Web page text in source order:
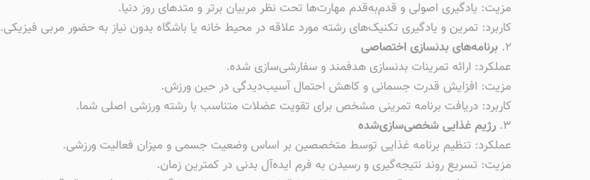
مزیت: یادگیری اصولی و قدم‌به‌قدم مهارت‌ها تحت نظر مربیان برتر و متدهای روز دنیا.
کاربرد: تمرین و یادگیری تکنیک‌های رشته مورد علاقه در محیط خانه یا باشگاه بدون نیاز به حضور مربی فیزیکی.
۲. برنامه‌های بدنسازی اختصاصی
عملکرد: ارائه تمرینات بدنسازی هدفمند و سفارشی‌سازی شده.
مزیت: افزایش قدرت جسمانی و کاهش احتمال آسیب‌دیدگی در حین ورزش.
کاربرد: دریافت برنامه تمرینی مشخص برای تقویت عضلات متناسب با رشته ورزشی اصلی شما.
۳. رژیم غذایی شخصی‌سازی‌شده
عملکرد: تنظیم برنامه غذایی توسط متخصصین بر اساس وضعیت جسمی و میزان فعالیت ورزشی.
مزیت: تسریع روند نتیجه‌گیری و رسیدن به فرم ایده‌آل بدنی در کمترین زمان.